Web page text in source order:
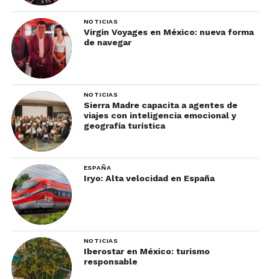
NOTICIAS
Virgin Voyages en México: nueva forma
de navegar
NOTICIAS
Sierra Madre capacita a agentes de
viajes con inteligencia emocional y
geografía turística
ESPAÑA
Iryo: Alta velocidad en España
NOTICIAS
Iberostar en México: turismo
responsable